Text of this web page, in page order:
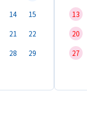
14
15
21
22
28
29
13
20
27